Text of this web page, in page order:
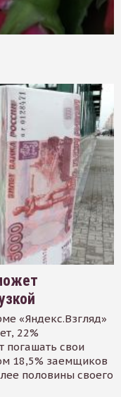
«Яндекс.Взгляд»
22%
погашать свои
18,5% заемщиков
половины своего